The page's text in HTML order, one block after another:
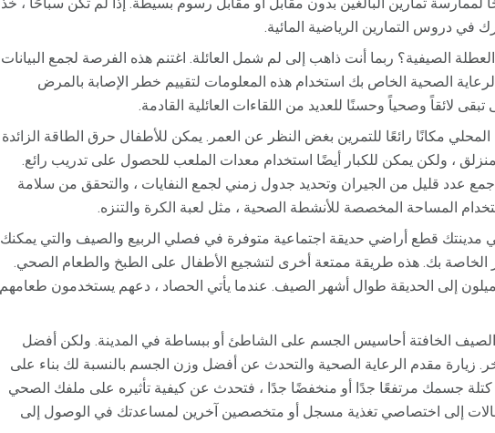
دروس التمارين الرياضية المائية.
العطلة الصيفية؟ ربما أنت ذاهب إلى لم شمل العائلة. اغتنم هذه الفرصة لجمع البيانات
الصحية الخاص بك استخدام هذه المعلومات لتقييم خطر الإصابة بالمرض
لائقاً وصحياً وحسنًا للعديد من اللقاءات العائلية القادمة.
المحلي مكانًا رائعًا للتمرين بغض النظر عن العمر. يمكن للأطفال حرق الطاقة الزائدة
، ولكن يمكن للكبار أيضًا استخدام معدات الملعب للحصول على تدريب رائع.
عدد قليل من الجيران وتحديد جدول زمني لجمع النفايات ، والتحقق من سلامة
المساحة المخصصة للأنشطة الصحية ، مثل لعبة الكرة والتنزه.
مدينتك قطع أراضي حديقة اجتماعية متوفرة في فصلي الربيع والصيف والتي يمكنك
الخاصة بك. هذه طريقة ممتعة أخرى لتشجيع الأطفال على الطبخ والطعام الصحي.
إلى الحديقة طوال أشهر الصيف. عندما يأتي الحصاد ، دعهم يستخدمون طعامهم
الصيف الخافتة أحاسيس الجسم على الشاطئ أو ببساطة في المدينة. ولكن أفضل
مقدم الرعاية الصحية والتحدث عن أفضل وزن الجسم بالنسبة لك بناء على
كتلة جسمك مرتفعًا جدًا أو منخفضًا جدًا ، فتحدث عن كيفية تأثيره على ملفك الصحي
إلى اختصاصي تغذية مسجل أو متخصصين آخرين لمساعدتك في الوصول إلى